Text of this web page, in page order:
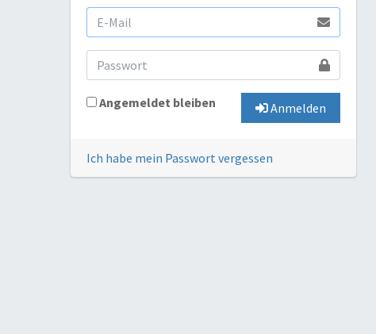
Angemeldet bleiben Anmelden
Ich habe mein Passwort vergessen